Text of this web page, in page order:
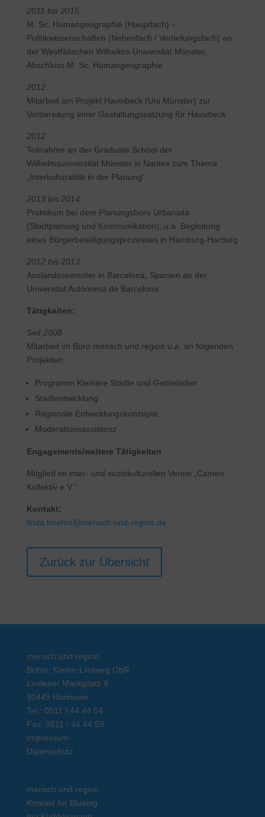
2011 bis 2015
M. Sc. Humangeographie (Hauptfach) –
Politikwissenschaften (Nebenfach / Vertiefungsfach) an
der Westfälischen Wilhelms-Universität Münster,
Abschluss M. Sc. Humangeographie
2012
Mitarbeit am Projekt Havixbeck (Uni Münster) zur
Vorbereitung einer Gestaltungssatzung für Havixbeck
2012
Teilnahme an der Graduate School der
Wilhelmsuniversität Münster in Nantes zum Thema
„Interkulturalität in der Planung“
2013 bis 2014
Praktikum bei dem Planungsbüro Urbanista
(Stadtplanung und Kommunikation), u.a. Begleitung
eines Bürgerbeteiligungsprozesses in Hamburg-Harburg
2012 bis 2013
Auslandssemester in Barcelona, Spanien an der
Universitat Autònoma de Barcelona
Tätigkeiten:
Seit 2008
Mitarbeit im Büro mensch und region u.a. an folgenden
Projekten:
Programm Kleinere Städte und Gemeinden
Stadtentwicklung
Regionale Entwicklungskonzepte
Moderationsassistenz
Engagements/weitere Tätigkeiten
Mitglied im inter- und soziokulturellen Verein „Cameo
Kollektiv e.V.“
Kontakt:
linda.boehm@mensch-und-region.de
Zurück zur Übersicht
mensch und region
Böhm, Kleine-Limberg GbR
Lindener Marktplatz 9
30449 Hannover
Tel.: 0511 / 44 44 54
Fax: 0511 / 44 44 59
Impressum
Datenschutz
mensch und region
Kontakt für Blueing